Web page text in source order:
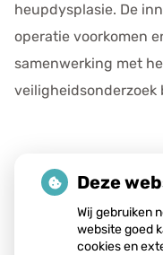
heupdysplasie. De
operatie voorkomen
samenwerking met
veiligheidsonderzoek
Lees het hele artikel
Publicatiedatum:
Deze
Wij gebruiken
website goed
cookies en